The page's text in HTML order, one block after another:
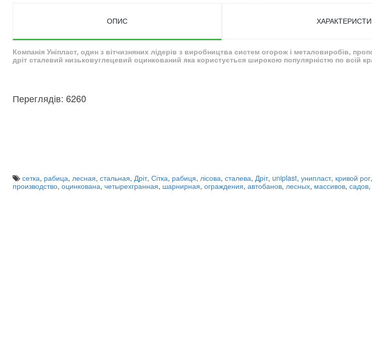
ОПИС
Компанія Уніпласт, один з вітчизняних лідерів з виробництва систем огорож і металовиробів,
дріт сталевий низьковуглецевий оцинкований яка користується широкою популярністю по всій
Переглядів: 6260
сетка, рабица, лесная, стальная, Дріт, Сітка, рабиця, лісова, сталева, Дріт, uniplast, унипласт, кривой рог,
производство, оцинкована, четырехгранная, шарнирная, ограждения, автобанов, лесных, массивов, садов,